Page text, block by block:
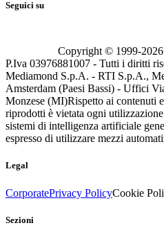
Seguici su
Copyright © 1999-2026
P.Iva 03976881007 - Tutti i diritti
Mediamond S.p.A. - RTI S.p.A.,
Amsterdam (Paesi Bassi) - Uffici
Monzese (MI)Rispetto ai contenuti
riprodotti è vietata ogni
sistemi di intelligenza artificiale
espresso di utilizzare mezzi
Legal
CorporatePrivacy PolicyCookie
Sezioni